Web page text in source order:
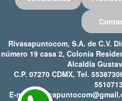
Rivasapuntocom, S.A. de C.V.
número 19 casa 2, Colonia
Alcaldía
C.P. 07270 CDMX, Tel.
E-mail: